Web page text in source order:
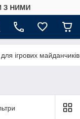
З НИМИ
ігрових майданчиків